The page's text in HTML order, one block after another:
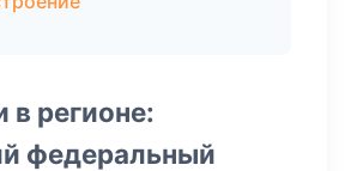
в регионе:
федеральный